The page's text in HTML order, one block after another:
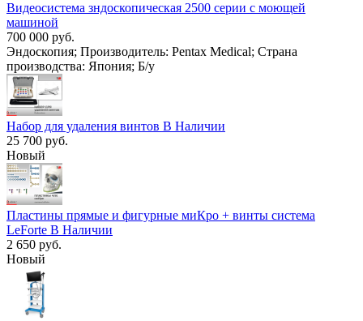
Видеосистема зндоскопическая 2500 серии с моющей
машиной
700 000 руб.
Эндоскопия; Производитель: Pentax Medical; Страна
производства: Япония; Б/у
Набор для удаления винтов В Наличии
25 700 руб.
Новый
Пластины прямые и фигурные миКро + винты система
LeForte В Наличии
2 650 руб.
Новый